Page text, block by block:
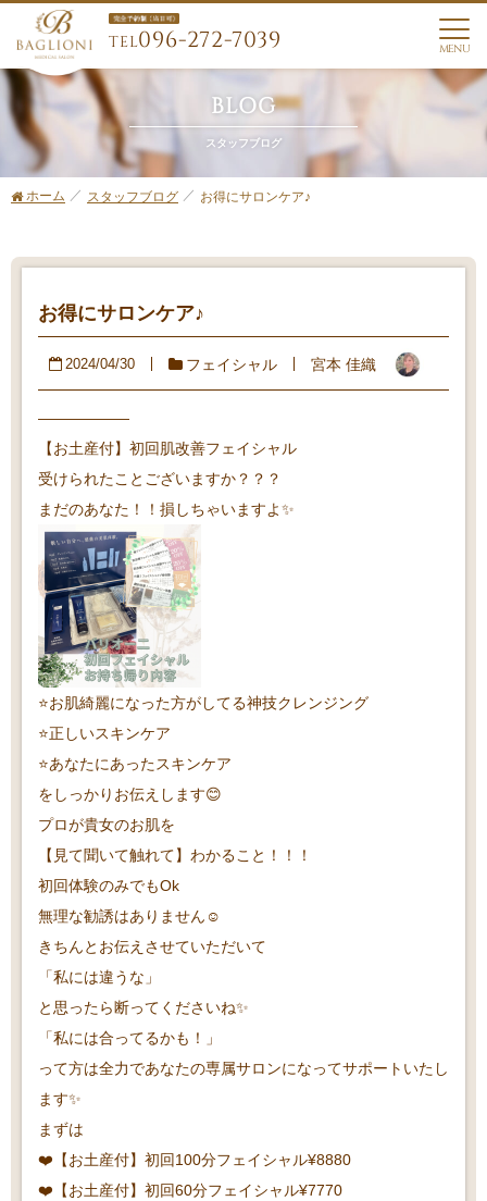
TEL096-272-7039 MENU
BLOG
スタッフブログ
ホーム スタッフブログ お得にサロンケア♪
お得にサロンケア♪
2024/04/30 フェイシャル 宮本 佳織
——————
【お土産付】初回肌改善フェイシャル
受けられたことございますか？？？
まだのあなた！！損しちゃいますよ✨
⭐️お肌綺麗になった方がしてる神技クレンジング
⭐️正しいスキンケア
⭐️あなたにあったスキンケア
をしっかりお伝えします😊
プロが貴女のお肌を
【見て聞いて触れて】わかること！！！
初回体験のみでもOk
無理な勧誘はありません☺️
きちんとお伝えさせていただいて
「私には違うな」
と思ったら断ってくださいね✨
「私には合ってるかも！」
って方は全力であなたの専属サロンになってサポートいたし
ます✨
まずは
❤️【お土産付】初回100分フェイシャル¥8880
❤️【お土産付】初回60分フェイシャル¥7770